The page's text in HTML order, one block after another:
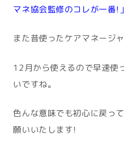
マネ協会監修のコレが一番！」
また昔使ったケアマネージ
12月から使えるので早速使
いですね。
色んな意味でも初心に戻っ
願いいたします！